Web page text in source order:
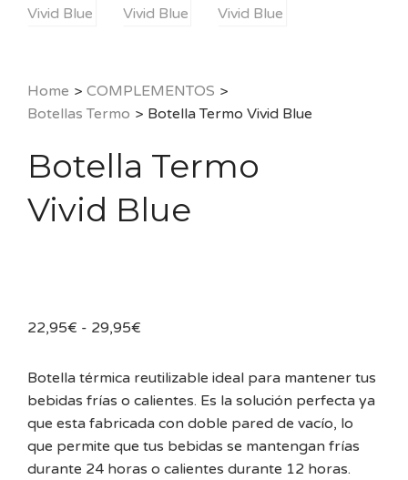
Home > COMPLEMENTOS >
Botellas Termo > Botella Termo Vivid Blue
Botella Termo
Vivid Blue
22,95€ - 29,95€
precios:
desde
22,95€
hasta
29,95€
Botella térmica reutilizable ideal para mantener tus
bebidas frías o calientes. Es la solución perfecta ya
que esta fabricada con doble pared de vacío, lo
que permite que tus bebidas se mantengan frías
durante 24 horas o calientes durante 12 horas.